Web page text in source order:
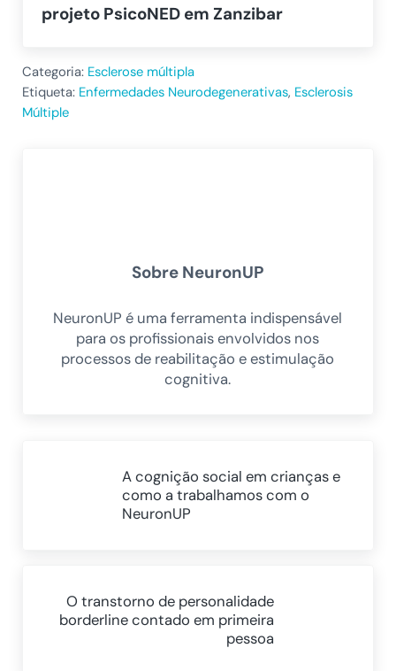
projeto PsicoNED em Zanzibar
Categoria: Esclerose múltipla
Etiqueta: Enfermedades Neurodegenerativas, Esclerosis
Múltiple
Sobre NeuronUP
NeuronUP é uma ferramenta indispensável
para os profissionais envolvidos nos
processos de reabilitação e estimulação
cognitiva.
A cognição social em crianças e
como a trabalhamos com o
NeuronUP
O transtorno de personalidade
borderline contado em primeira
pessoa